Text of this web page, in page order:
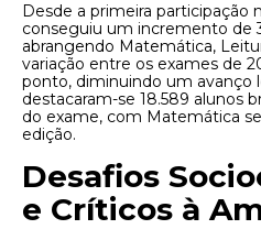
Desde a primeira participação
conseguiu um incremento de
abrangendo Matemática,
variação entre os exames de
ponto, diminuindo um avanço
destacaram-se 18.589 alunos
do exame, com Matemática
edição.
Desafios
e Críticos à